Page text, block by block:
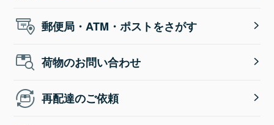
郵便局・ATM・ポストをさがす
荷物のお問い合わせ
再配達のご依頼